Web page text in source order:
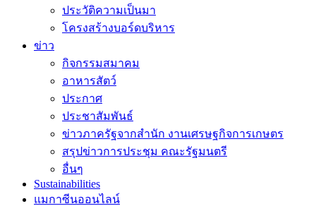
ประวัติความเป็นมา
โครงสร้างบอร์ดบริหาร
ข่าว
กิจกรรมสมาคม
อาหารสัตว์
ประกาศ
ประชาสัมพันธ์
ข่าวภาครัฐจากสำนัก งานเศรษฐกิจการเกษตร
สรุปข่าวการประชุม คณะรัฐมนตรี
อื่นๆ
Sustainabilities
แมกาซีนออนไลน์